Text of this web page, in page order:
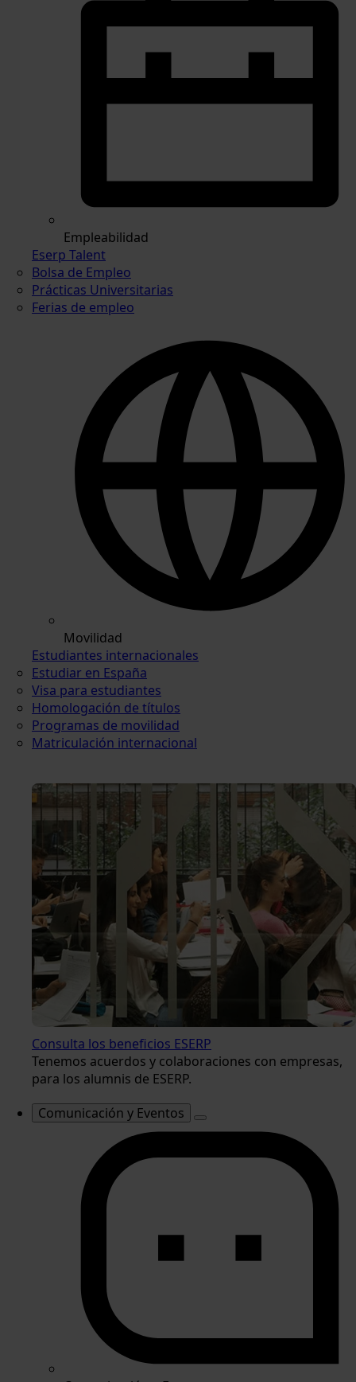
Empleabilidad
Eserp Talent
Bolsa de Empleo
Prácticas Universitarias
Ferias de empleo
Movilidad
Estudiantes internacionales
Estudiar en España
Visa para estudiantes
Homologación de títulos
Programas de movilidad
Matriculación internacional
Consulta los beneficios ESERP
Tenemos acuerdos y colaboraciones con empresas,
para los alumnis de ESERP.
Comunicación y Eventos